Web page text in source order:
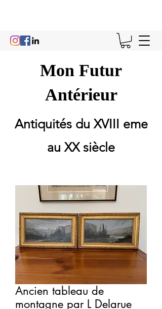
Mon Futur
Antérieur
Antiquités du XVIII eme
au XX siècle
Ancien tableau de
montagne par L Delarue